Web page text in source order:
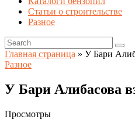
Статьи о строительстве
Разное
Главная страница » У Бари
Разное
У Бари Алибасова
Просмотры